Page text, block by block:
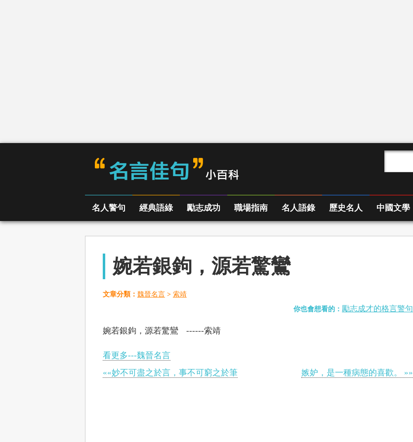
名人警句 經典語綠 勵志成功 職場指南 名人語錄 歷史名人 中國文學
婉若銀鉤，源若驚鸞
文章分類： 魏晉名言> 索靖
你也會想看的： 勵志成才的格言警句
婉若銀鉤，源若驚鸞 ------索靖
看更多---魏晉名言
««妙不可盡之於言，事不可窮之於筆
嫉妒，是一種病態的喜歡。 »»